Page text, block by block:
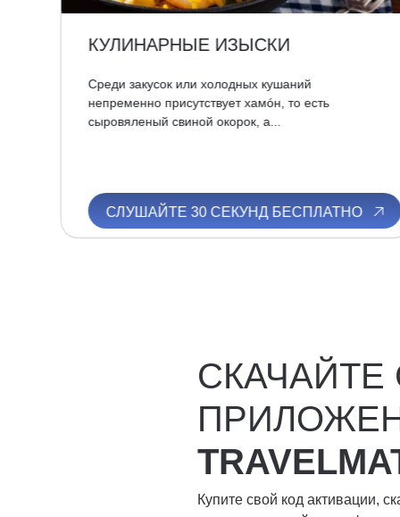
КУЛИНАРНЫЕ ИЗЫСКИ
Среди закусок или холодных кушаний
непременно присутствует хамóн, то есть
сыровяленый свиной окорок, а...
СЛУШАЙТЕ 30 СЕКУНД БЕСПЛАТНО
СКАЧАЙТЕ
Купите свой код активации,